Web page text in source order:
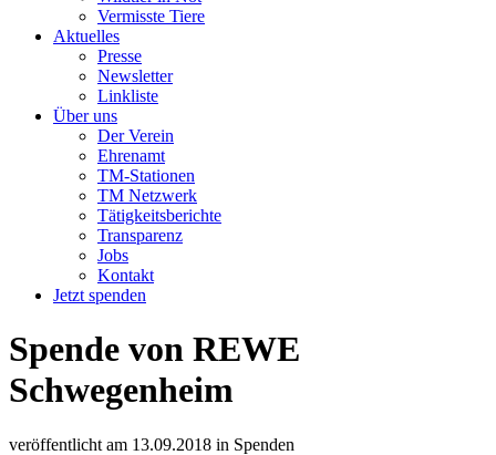
Vermisste Tiere
Aktuelles
Presse
Newsletter
Linkliste
Über uns
Der Verein
Ehrenamt
TM-Stationen
TM Netzwerk
Tätigkeitsberichte
Transparenz
Jobs
Kontakt
Jetzt spenden
Spende von REWE
Schwegenheim
veröffentlicht am 13.09.2018 in Spenden